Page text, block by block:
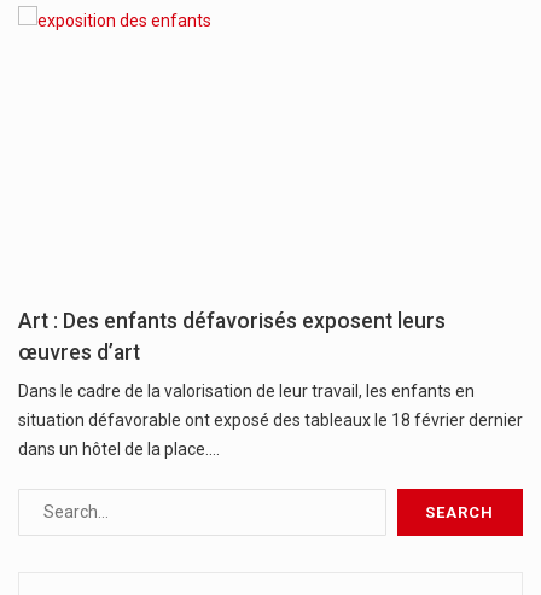
Art : Des enfants défavorisés exposent leurs
œuvres d’art
Dans le cadre de la valorisation de leur travail, les enfants en
situation défavorable ont exposé des tableaux le 18 février dernier
dans un hôtel de la place.…